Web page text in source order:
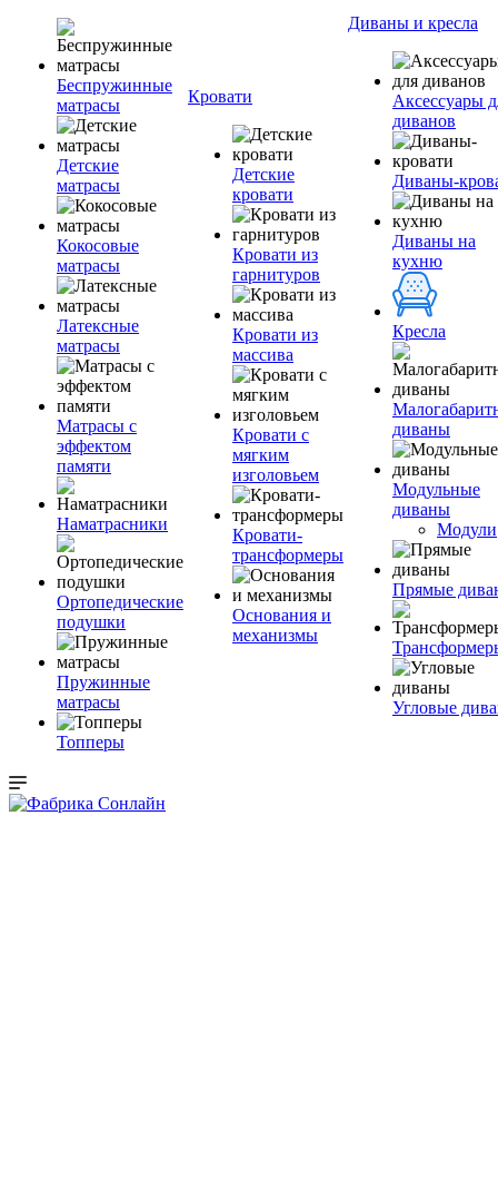
Беспружинные
матрасы
Детские
матрасы
Кокосовые
матрасы
Латексные
матрасы
Матрасы с
эффектом
памяти
Наматрасники
Ортопедические
подушки
Пружинные
матрасы
Топперы
Кровати
Детские
кровати
Кровати из
гарнитуров
Кровати из
массива
Кровати с
мягким
изголовьем
Кровати-
трансформеры
Основания и
механизмы
Диваны и кресла
Аксессуары
диванов
Диваны-
Диваны на
кухню
Кресла
диваны
Модульные
диваны
Модули
Прямые
Угловые